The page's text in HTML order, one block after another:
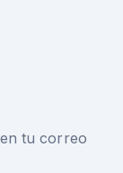
tu correo